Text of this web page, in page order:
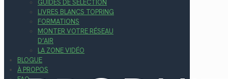
GUIDES DE SÉLECTION
LIVRES BLANCS TOPRING
FORMATIONS
MONTER VOTRE RÉSEAU
D’AIR
LA ZONE VIDÉO
BLOGUE
À PROPOS